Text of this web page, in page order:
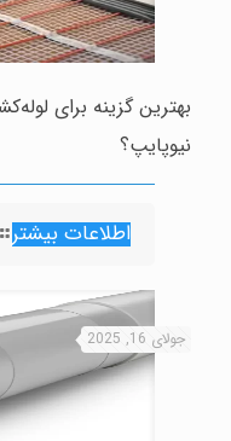
بهترین گزینه برای
نیوپایپ؟
اطلاعات بیشتر
جولای 16, 2025